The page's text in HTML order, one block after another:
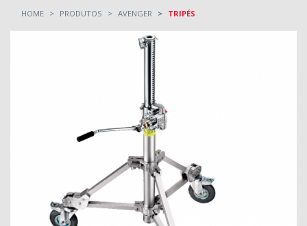
HOME PRODUTOS AVENGER TRIPÉS